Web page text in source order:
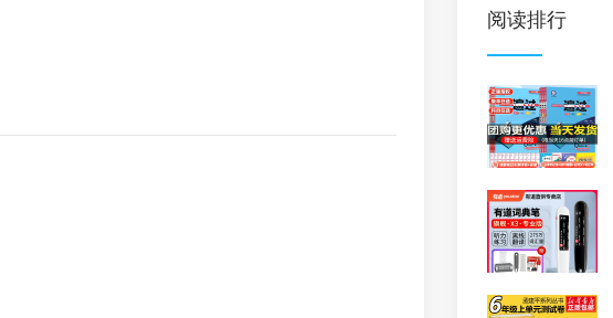
阅读排行